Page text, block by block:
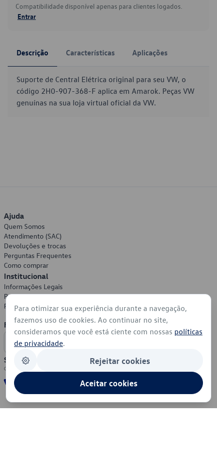
Compatibilidade disponível apenas para clientes logados.
Entrar
Descrição Características Aplicações
Suporte de Central Elétrica original para seu VW, o
código 2H0-907-368-F aplica em Amarok. Peças VW
genuínas na sua loja virtual oficial da VW.
Ajuda
Quem Somos
Atendimento (SAC)
Devoluções e trocas
Perguntas Frequentes
Como comprar
Institucional
Informações Legais
Política de Privacidade
Política de Cookies
Formas de Pagamento
Segurança
Para otimizar sua experiência durante a navegação,
fazemos uso de cookies. Ao continuar no site,
consideramos que você está ciente com nossas políticas
de privacidade.
Rejeitar cookies
Aceitar cookies